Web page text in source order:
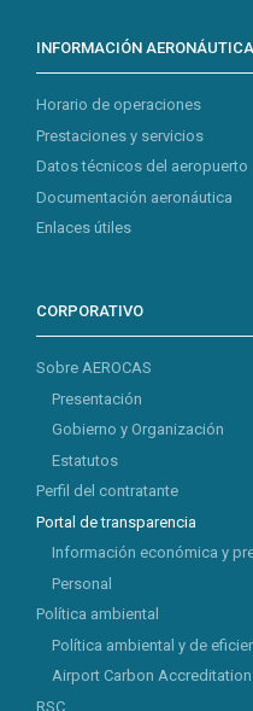
INFORMACIÓN AERONÁUTICA
Horario de operaciones
Prestaciones y servicios
Datos técnicos del aeropuerto
Documentación aeronáutica
Enlaces útiles
CORPORATIVO
Sobre AEROCAS
Presentación
Gobierno y Organización
Estatutos
Perfil del contratante
Portal de transparencia
Información económica y
Personal
Política ambiental
Política ambiental y de
Airport Carbon Accreditation
RSC